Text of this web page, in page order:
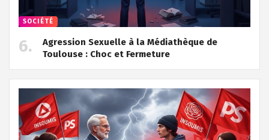
SOCIÉTÉ
Agression Sexuelle à la Médiathèque de
Toulouse : Choc et Fermeture